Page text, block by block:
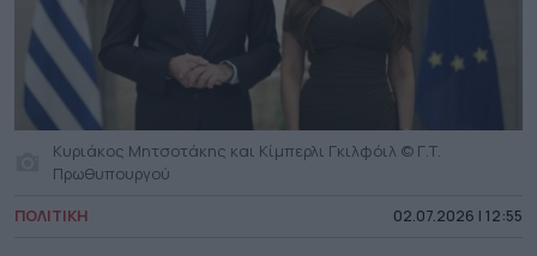
Κυριάκος Μητσοτάκης και Κίμπερλι Γκιλφόιλ © Γ.Τ.
Πρωθυπουργού
ΠΟΛΙΤΙΚΗ 02.07.2026 | 12:55